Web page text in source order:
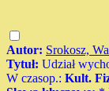
Autor: Srokosz,
Tytuł: Udział
W czasop.: Kult.